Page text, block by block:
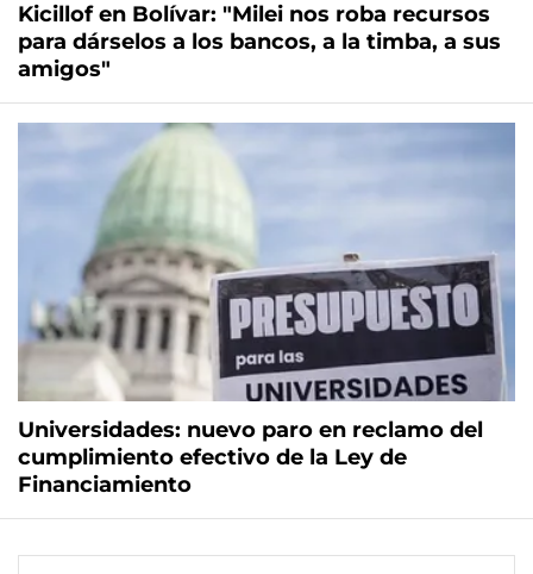
Kicillof en Bolívar: "Milei nos roba recursos
para dárselos a los bancos, a la timba, a sus
amigos"
Universidades: nuevo paro en reclamo del
cumplimiento efectivo de la Ley de
Financiamiento